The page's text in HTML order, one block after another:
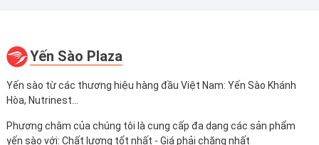
Yến Sào Plaza
Yến sào từ các thương hiệu hàng đầu Việt Nam: Yến Sào Khánh
Hòa, Nutrinest...
Phương châm của chúng tôi là cung cấp đa dạng các sản phẩm
yến sào với: Chất lượng tốt nhất - Giá phải chăng nhất